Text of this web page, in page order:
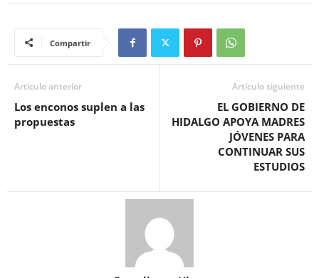
Compartir
Artículo anterior
Los enconos suplen a las
propuestas
Artículo siguiente
EL GOBIERNO DE
HIDALGO APOYA MADRES
JÓVENES PARA
CONTINUAR SUS
ESTUDIOS